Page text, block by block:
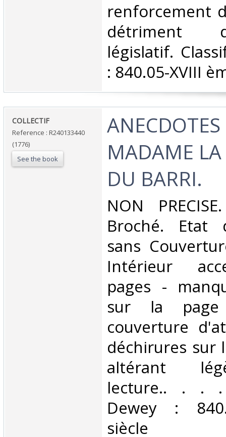
renforcement
détriment
législatif.
: 840.05-XVIII
‎COLLECTIF‎
Reference : R240133440
(1776)
See the book
‎ANECDOTES
MADAME LA
DU BARRI.‎
‎NON
Broché. Etat
sans
Intérieur
pages -
sur la
couverture
déchirures sur
altérant
lecture.. . . .
Dewey :
siècle‎